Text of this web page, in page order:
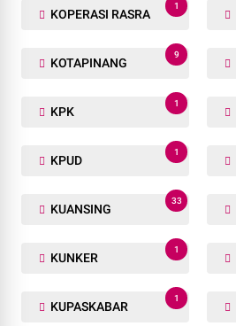
KOPERASI RASRA
1
KOTAPINANG
9
KPK
1
KPUD
1
KUANSING
33
KUNKER
1
KUPASKABAR
1